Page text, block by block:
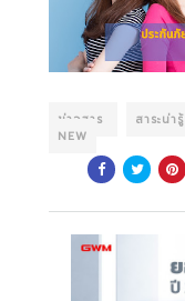
ข่าวสาร สาระน่ารู้
NEW